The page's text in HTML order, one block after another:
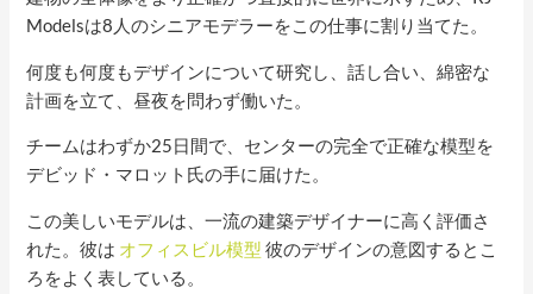
Modelsは8人のシニアモデラーをこの仕事に割り当てた。
何度も何度もデザインについて研究し、話し合い、綿密な
計画を立て、昼夜を問わず働いた。
チームはわずか25日間で、センターの完全で正確な模型を
デビッド・マロット氏の手に届けた。
この美しいモデルは、一流の建築デザイナーに高く評価さ
れた。彼は オフィスビル模型 彼のデザインの意図するとこ
ろをよく表している。